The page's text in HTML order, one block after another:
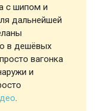
с шипом и
дальнейшей
в дешёвых
вагонка
и
.